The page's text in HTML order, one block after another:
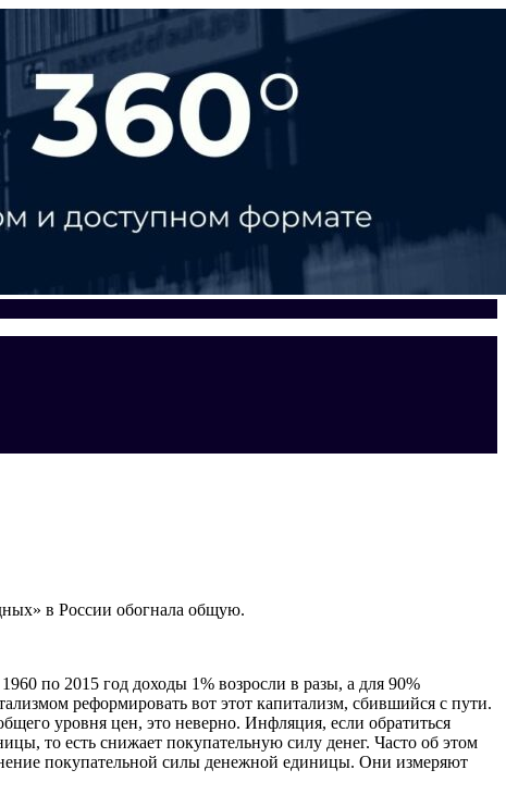
в России обогнала общую.
по 2015 год доходы 1% возросли в разы, а для 90%
реформировать вот этот капитализм, сбившийся с пути.
уровня цен, это неверно. Инфляция, если обратиться
то есть снижает покупательную силу денег. Часто об этом
покупательной силы денежной единицы. Они измеряют